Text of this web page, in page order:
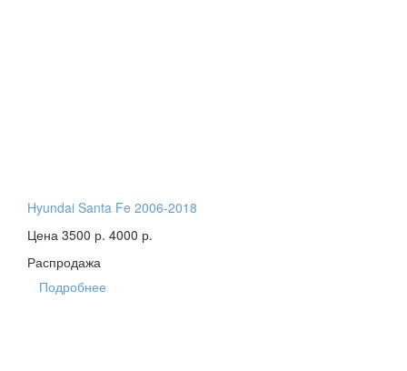
Hyundai Santa Fe 2006-2018
Цена 3500 р. 4000 р.
Распродажа
Подробнее